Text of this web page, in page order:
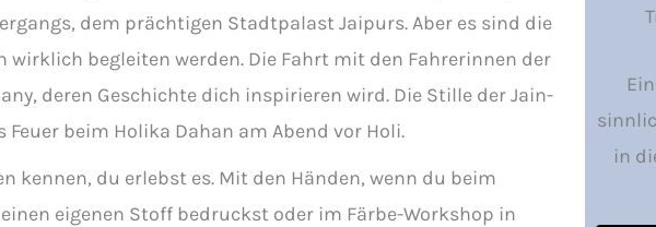
dem prächtigen Stadtpalast Jaipurs. Aber es sind die
wirklich begleiten werden. Die Fahrt mit den Fahrerinnen der
deren Geschichte dich inspirieren wird. Die Stille der Jain-
Feuer beim Holika Dahan am Abend vor Holi.
kennen, du erlebst es. Mit den Händen, wenn du beim
eigenen Stoff bedruckst oder im Färbe-Workshop in
in